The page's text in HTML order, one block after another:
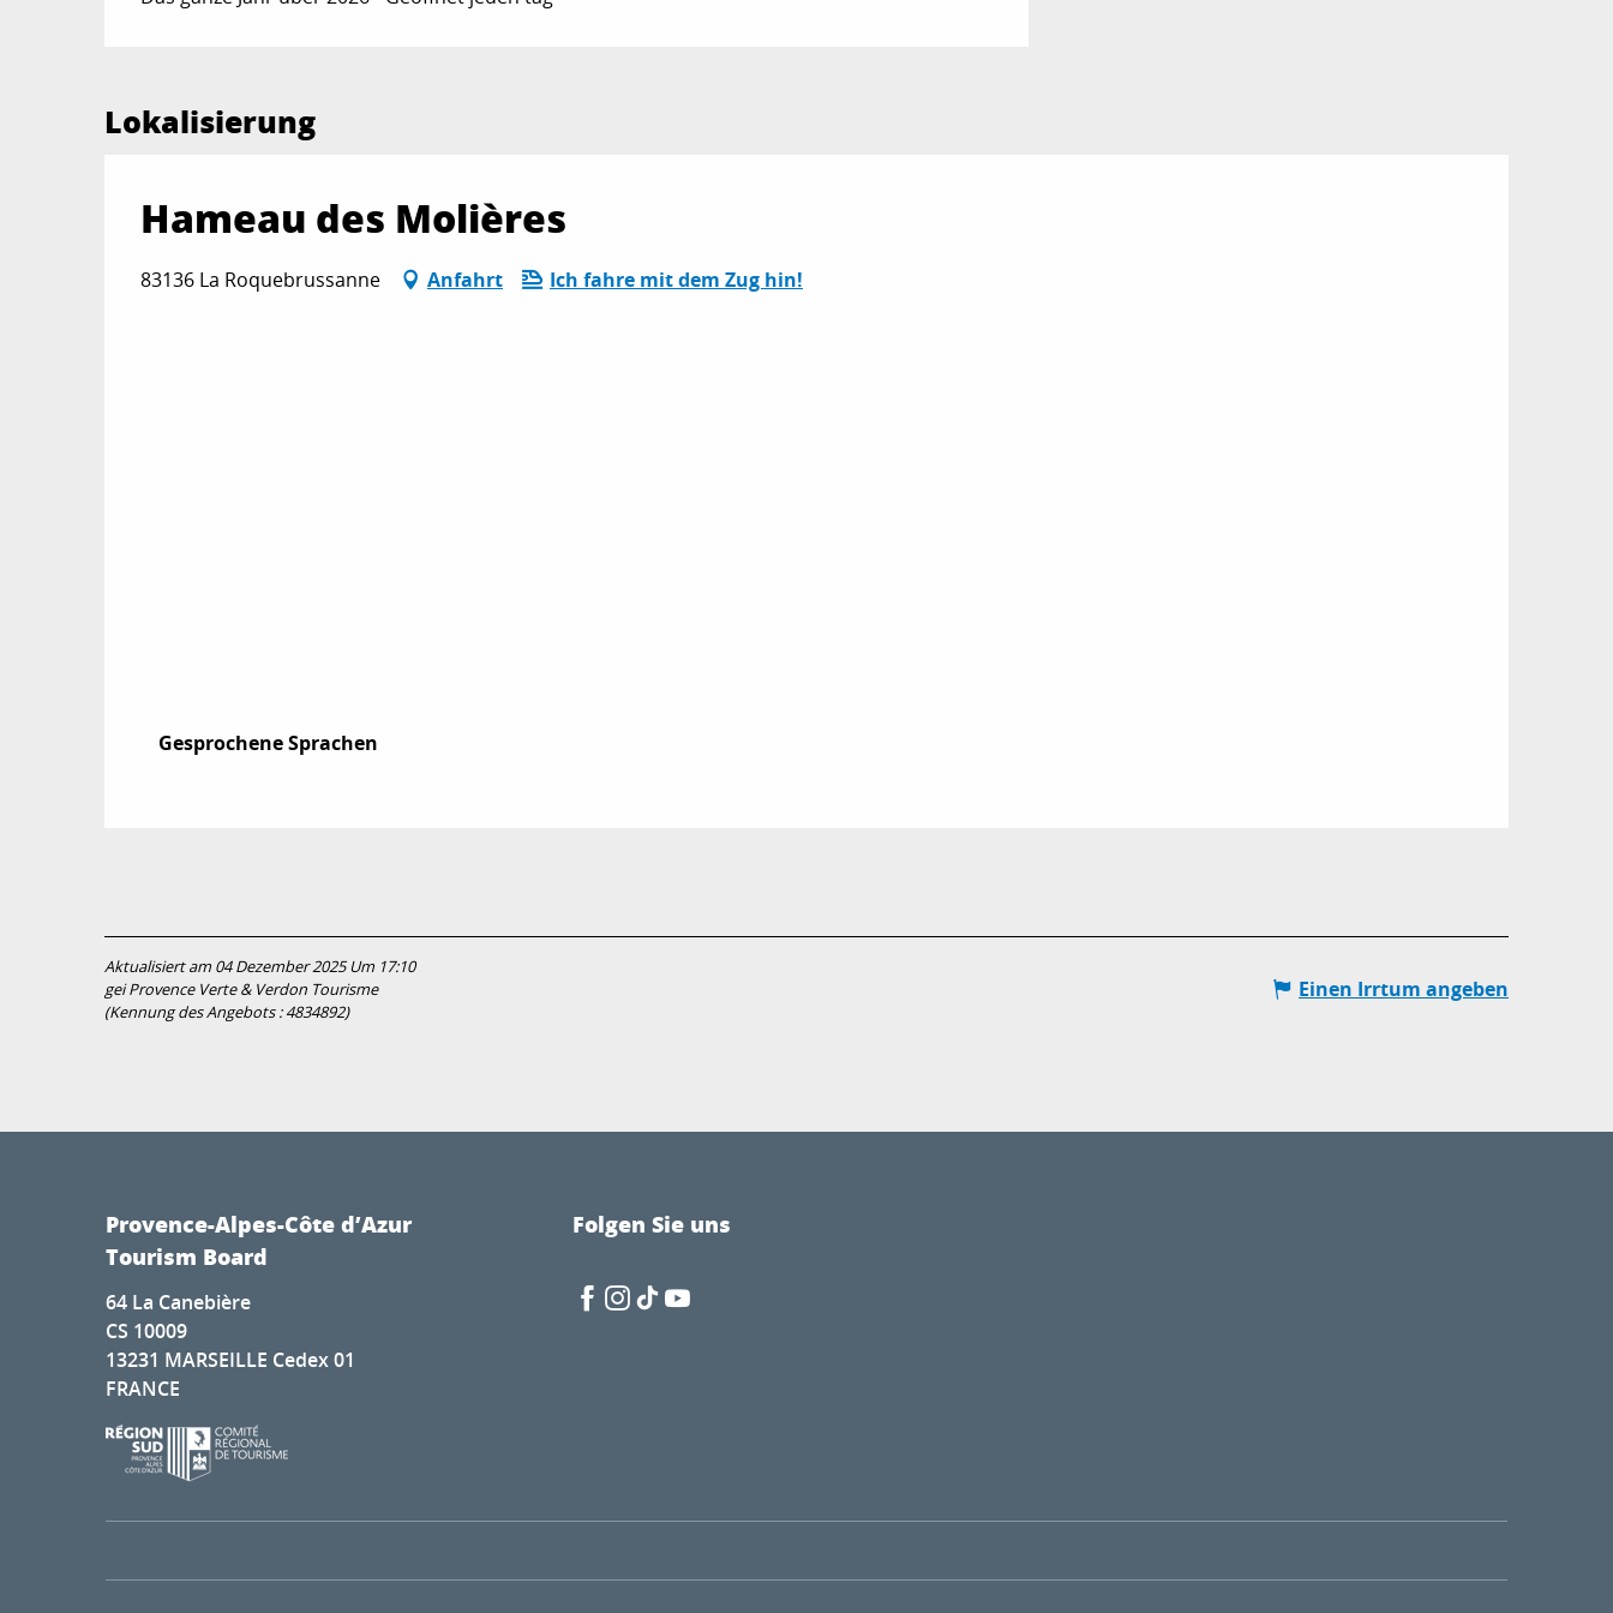
Lokalisierung
Hameau des Molières
83136 La Roquebrussanne Anfahrt Ich fahre mit dem Zug hin!
Gesprochene Sprachen
Gesprochene Sprachen
Aktualisiert am 04 Dezember 2025 Um 17:10
gei Provence Verte & Verdon Tourisme
(Kennung des Angebots :4834892)
Einen Irrtum angeben
Provence-Alpes-Côte d’Azur
Tourism Board
64 La Canebière
CS 10009
13231 MARSEILLE Cedex 01
FRANCE
Folgen Sie uns